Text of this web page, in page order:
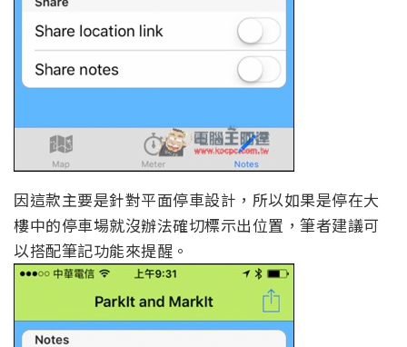
因這款主要是針對平面停車設計，所以如果是停在大
樓中的停車場就沒辦法確切標示出位置，筆者建議可
以搭配筆記功能來提醒。